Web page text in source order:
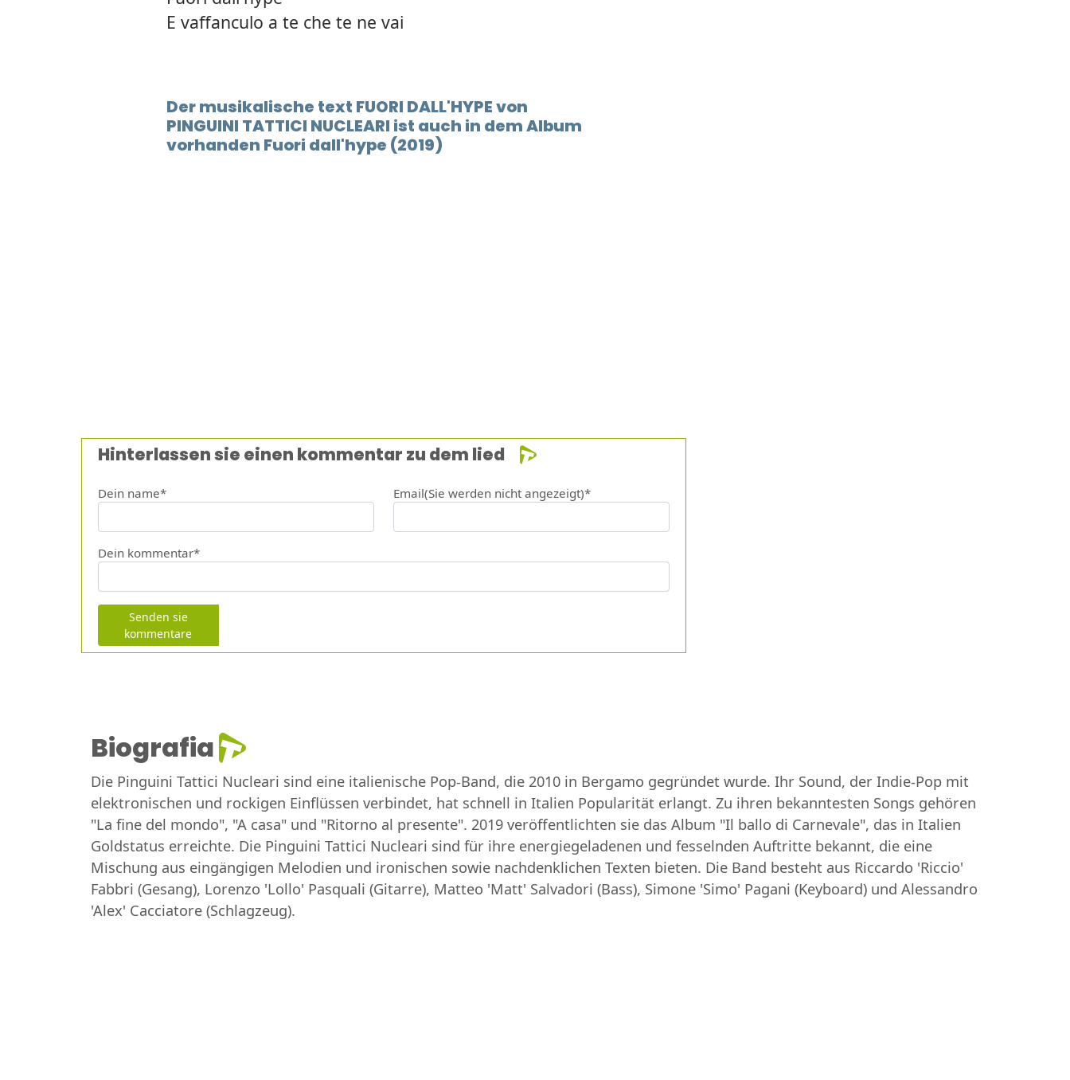
E vaffanculo a te che te ne vai
Der musikalische text FUORI DALL'HYPE von
PINGUINI TATTICI NUCLEARI ist auch in dem Album
vorhanden Fuori dall'hype (2019)
Hinterlassen sie einen kommentar zu dem lied
Dein name* Email(Sie werden nicht angezeigt)*
Dein kommentar*
Senden sie
kommentare
Biografia
Die Pinguini Tattici Nucleari sind eine italienische Pop-Band, die 2010 in Bergamo gegründet wurde. Ihr Sound, der Indie-Pop mit
elektronischen und rockigen Einflüssen verbindet, hat schnell in Italien Popularität erlangt. Zu ihren bekanntesten Songs gehören
"La fine del mondo", "A casa" und "Ritorno al presente". 2019 veröffentlichten sie das Album "Il ballo di Carnevale", das in Italien
Goldstatus erreichte. Die Pinguini Tattici Nucleari sind für ihre energiegeladenen und fesselnden Auftritte bekannt, die eine
Mischung aus eingängigen Melodien und ironischen sowie nachdenklichen Texten bieten. Die Band besteht aus Riccardo 'Riccio'
Fabbri (Gesang), Lorenzo 'Lollo' Pasquali (Gitarre), Matteo 'Matt' Salvadori (Bass), Simone 'Simo' Pagani (Keyboard) und Alessandro
'Alex' Cacciatore (Schlagzeug).